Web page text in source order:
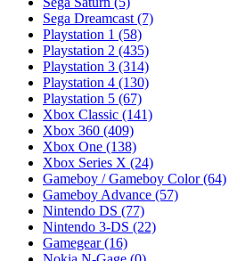
Sega Dreamcast (7)
Playstation 1 (58)
Playstation 2 (435)
Playstation 3 (314)
Playstation 4 (130)
Playstation 5 (67)
Xbox Classic (141)
Xbox 360 (409)
Xbox One (138)
Xbox Series X (24)
Gameboy / Gameboy Color(64)
Gameboy Advance (57)
Nintendo DS (77)
Nintendo 3-DS (22)
Gamegear(16)